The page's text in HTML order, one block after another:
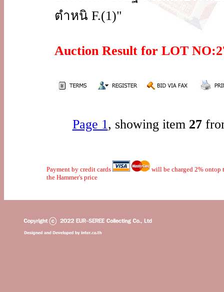
ตำหนิ F.(1)"
Auction Result for LOT
Page 1, showing item 27
Payment by credit cards
will be charged 2% ontop
the Hammer's price